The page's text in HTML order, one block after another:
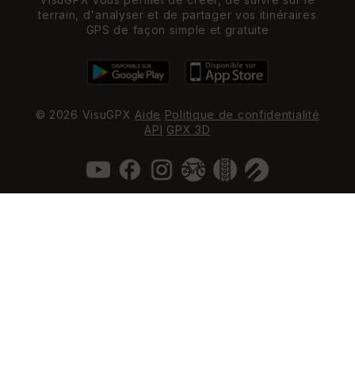
terrain, d'analyser et de partager vos itinéraires
GPS de façon simple et gratuite
© 2026 VisuGPX Aide Politique de confidentialité
API GPX 3D